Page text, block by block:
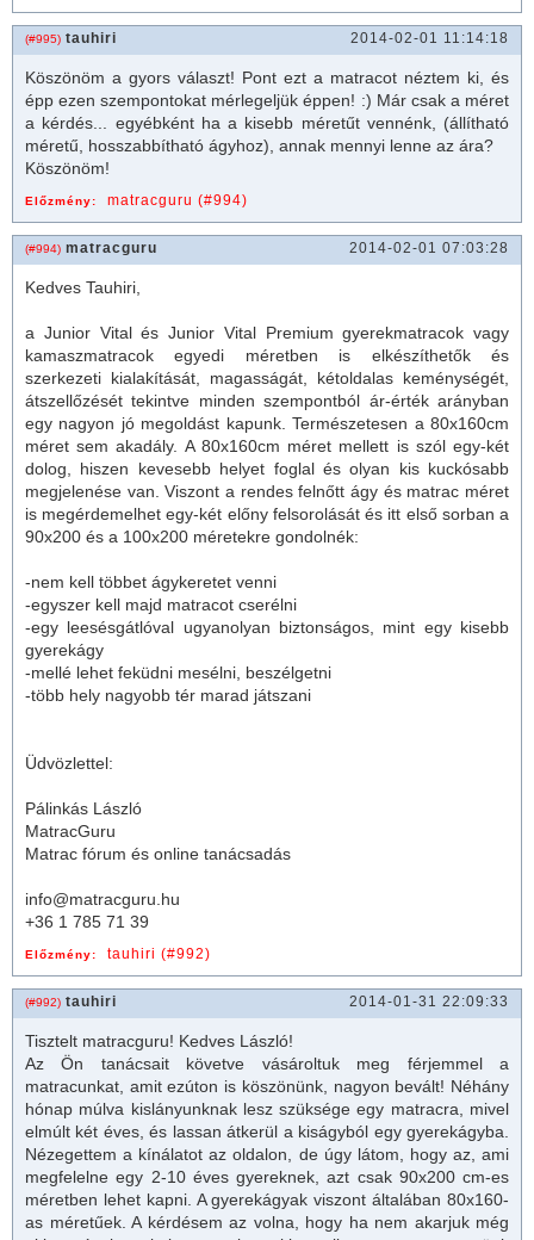
(#995) tauhiri 2014-02-01 11:14:18
Köszönöm a gyors választ! Pont ezt a matracot néztem ki, és
épp ezen szempontokat mérlegeljük éppen! :) Már csak a méret
a kérdés... egyébként ha a kisebb méretűt vennénk, (állítható
méretű, hosszabbítható ágyhoz), annak mennyi lenne az ára?
Köszönöm!
Előzmény: matracguru (#994)
(#994) matracguru 2014-02-01 07:03:28
Kedves Tauhiri,
a Junior Vital és Junior Vital Premium gyerekmatracok vagy
kamaszmatracok egyedi méretben is elkészíthetők és
szerkezeti kialakítását, magasságát, kétoldalas keménységét,
átszellőzését tekintve minden szempontból ár-érték arányban
egy nagyon jó megoldást kapunk. Természetesen a 80x160cm
méret sem akadály. A 80x160cm méret mellett is szól egy-két
dolog, hiszen kevesebb helyet foglal és olyan kis kuckósabb
megjelenése van. Viszont a rendes felnőtt ágy és matrac méret
is megérdemelhet egy-két előny felsorolását és itt első sorban a
90x200 és a 100x200 méretekre gondolnék:
-nem kell többet ágykeretet venni
-egyszer kell majd matracot cserélni
-egy leesésgátlóval ugyanolyan biztonságos, mint egy kisebb
gyerekágy
-mellé lehet feküdni mesélni, beszélgetni
-több hely nagyobb tér marad játszani
Üdvözlettel:
Pálinkás László
MatracGuru
Matrac fórum és online tanácsadás
info@matracguru.hu
+36 1 785 71 39
Előzmény: tauhiri (#992)
(#992) tauhiri 2014-01-31 22:09:33
Tisztelt matracguru! Kedves László!
Az Ön tanácsait követve vásároltuk meg férjemmel a
matracunkat, amit ezúton is köszönünk, nagyon bevált! Néhány
hónap múlva kislányunknak lesz szüksége egy matracra, mivel
elmúlt két éves, és lassan átkerül a kiságyból egy gyerekágyba.
Nézegettem a kínálatot az oldalon, de úgy látom, hogy az, ami
megfelelne egy 2-10 éves gyereknek, azt csak 90x200 cm-es
méretben lehet kapni. A gyerekágyak viszont általában 80x160-
as méretűek. A kérdésem az volna, hogy ha nem akarjuk még